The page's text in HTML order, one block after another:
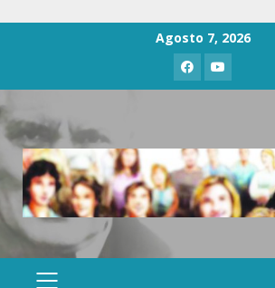
Agosto 7, 2026